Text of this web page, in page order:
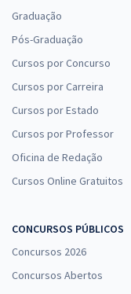
Graduação
Pós-Graduação
Cursos por Concurso
Cursos por Carreira
Cursos por Estado
Cursos por Professor
Oficina de Redação
Cursos Online Gratuitos
CONCURSOS PÚBLICOS
Concursos 2026
Concursos Abertos